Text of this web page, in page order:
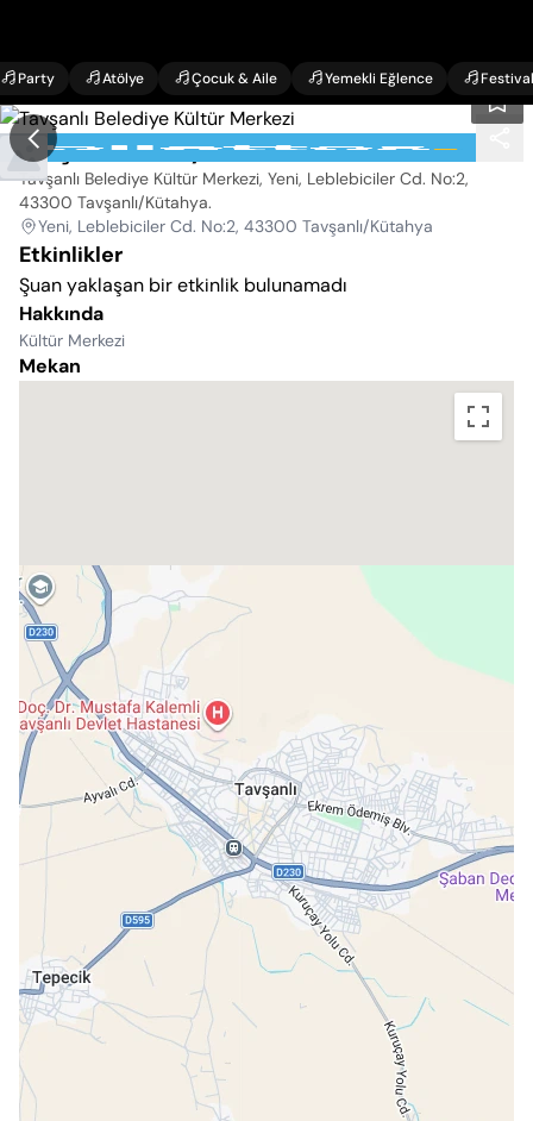
Party Atölye Çocuk & Aile Yemekli Eğlence Festival
Tavşanlı Belediye Kültür Merkezi
Tavşanlı Belediye Kültür Merkezi, Yeni, Leblebiciler Cd. No:2,
43300 Tavşanlı/Kütahya.
Yeni, Leblebiciler Cd. No:2, 43300 Tavşanlı/Kütahya
Etkinlikler
Şuan yaklaşan bir etkinlik bulunamadı
Hakkında
Kültür Merkezi
Mekan